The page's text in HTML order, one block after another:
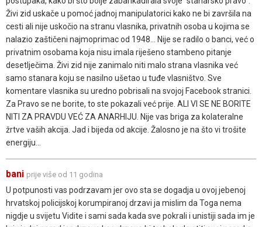
Živi zid uskače u pomoć jadnoj manipulatorici kako ne bi završila na
cesti ali nije uskočio na stranu vlasnika, privatnih osoba u kojima se
nalazio zaštičeni najmoprimac od 1948... Nije se radilo o banci, već o
privatnim osobama koja nisu imala riješeno stambeno pitanje
desetlječima. Živi zid nije zanimalo niti malo strana vlasnika već
samo stanara koju se nasilno ušetao u tuđe vlasništvo. Sve
komentare vlasnika su uredno pobrisali na svojoj Facebook stranici.
Za Pravo se ne borite, to ste pokazali već prije. ALI VI SE NE BORITE
NITI ZA PRAVDU VEĆ ZA ANARHIJU. Nije vas briga za kolateralne
žrtve vaših akcija. Jad i bijeda od akcije. Žalosno je na što vi trošite
energiju...
bani prije više od 11 godina
U potpunosti vas podrzavam jer ovo sta se dogadja u ovoj jebenoj
hrvatskoj policijskoj korumpiranoj drzavi ja mislim da Toga nema
nigdje u svijetu Vidite i sami sada kada sve pokrali i unistiji sada im je